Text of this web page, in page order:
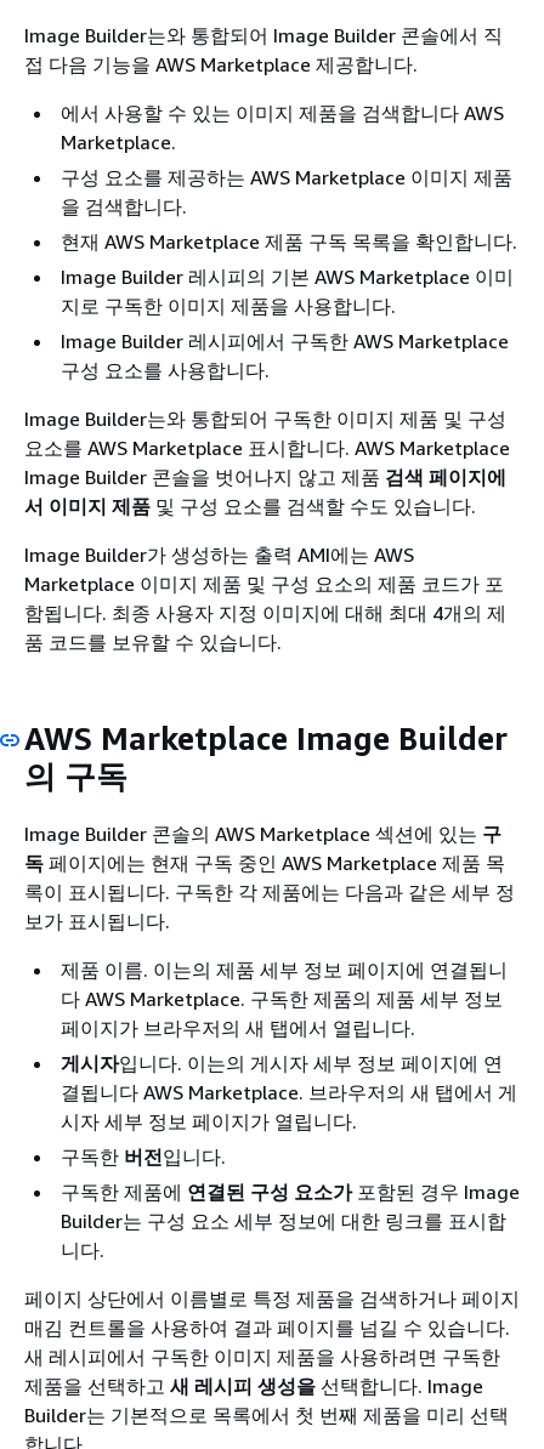
Image Builder는와 통합되어 Image Builder 콘솔에서 직
접 다음 기능을 AWS Marketplace 제공합니다.
에서 사용할 수 있는 이미지 제품을 검색합니다 AWS
Marketplace.
구성 요소를 제공하는 AWS Marketplace 이미지 제품
을 검색합니다.
현재 AWS Marketplace 제품 구독 목록을 확인합니다.
Image Builder 레시피의 기본 AWS Marketplace 이미
지로 구독한 이미지 제품을 사용합니다.
Image Builder 레시피에서 구독한 AWS Marketplace
구성 요소를 사용합니다.
Image Builder는와 통합되어 구독한 이미지 제품 및 구성
요소를 AWS Marketplace 표시합니다. AWS Marketplace
Image Builder 콘솔을 벗어나지 않고 제품 검색 페이지에
서 이미지 제품 및 구성 요소를 검색할 수도 있습니다.
Image Builder가 생성하는 출력 AMI에는 AWS
Marketplace 이미지 제품 및 구성 요소의 제품 코드가 포
함됩니다. 최종 사용자 지정 이미지에 대해 최대 4개의 제
품 코드를 보유할 수 있습니다.
AWS Marketplace Image Builder
의 구독
Image Builder 콘솔의 AWS Marketplace 섹션에 있는 구
독 페이지에는 현재 구독 중인 AWS Marketplace 제품 목
록이 표시됩니다. 구독한 각 제품에는 다음과 같은 세부 정
보가 표시됩니다.
제품 이름. 이는의 제품 세부 정보 페이지에 연결됩니
다 AWS Marketplace. 구독한 제품의 제품 세부 정보
페이지가 브라우저의 새 탭에서 열립니다.
게시자입니다. 이는의 게시자 세부 정보 페이지에 연
결됩니다 AWS Marketplace. 브라우저의 새 탭에서 게
시자 세부 정보 페이지가 열립니다.
구독한 버전입니다.
구독한 제품에 연결된 구성 요소가포함된 경우 Image
Builder는 구성 요소 세부 정보에 대한 링크를 표시합
니다.
페이지 상단에서 이름별로 특정 제품을 검색하거나 페이지
매김 컨트롤을 사용하여 결과 페이지를 넘길 수 있습니다.
새 레시피에서 구독한 이미지 제품을 사용하려면 구독한
제품을 선택하고 새 레시피 생성을 선택합니다. Image
Builder는 기본적으로 목록에서 첫 번째 제품을 미리 선택
합니다.